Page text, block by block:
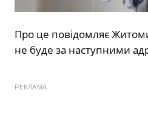
Про це повідомляє
не буде за наступними
РЕКЛАМА